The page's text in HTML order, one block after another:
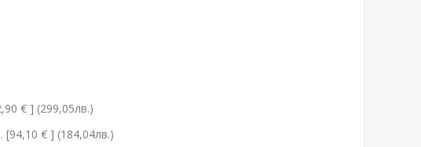
€ ] (299,05лв.)
€ ] (184,04лв.)